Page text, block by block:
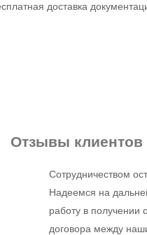
доставка
Отзывы клиентов
Сотрудничеством
Надеемся на
работу в получении
договора между